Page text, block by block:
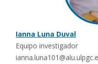
Ianna Luna Duval
Equipo investigador